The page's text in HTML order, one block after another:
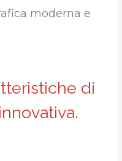
moderna e
di